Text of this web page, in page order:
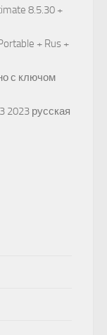
8.5.30 +
+ Rus +
с ключом
2023 русская